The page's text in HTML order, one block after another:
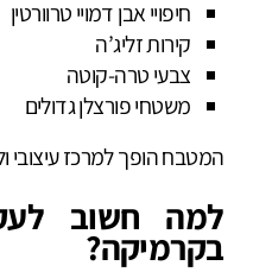
חיפויי אבן דמויי טרוורטין
קירות זליג’ה
צבעי טרה-קוטה
משטחי פורצלן גדולים
המטבח הופך למרכז עיצובי
למה חשוב
בקרמיקה?